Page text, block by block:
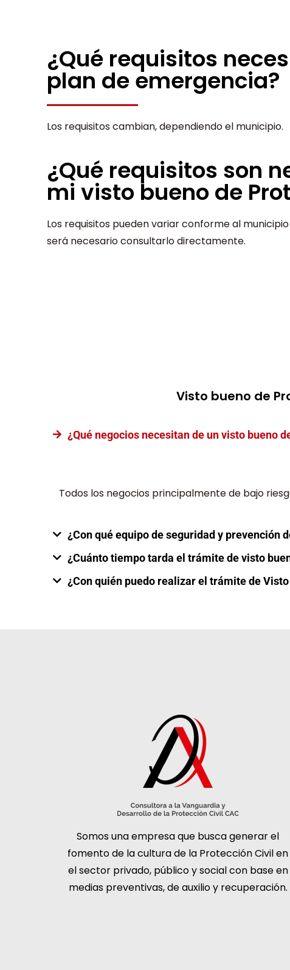
¿Qué requisitos
plan de emergencia?
Los requisitos cambian, dependiendo el municipio.
¿Qué requisitos son
mi visto bueno de
Los requisitos pueden variar conforme al
será necesario consultarlo directamente.
Visto bueno de
¿Qué negocios necesitan de un visto bueno
Todos los negocios principalmente de bajo
¿Con qué equipo de seguridad y prevención
¿Cuánto tiempo tarda el trámite de visto
¿Con quién puedo realizar el trámite de
Somos una empresa que busca generar el
fomento de la cultura de la Protección Civil en
el sector privado, público y social con base en
medias preventivas, de auxilio y recuperación.